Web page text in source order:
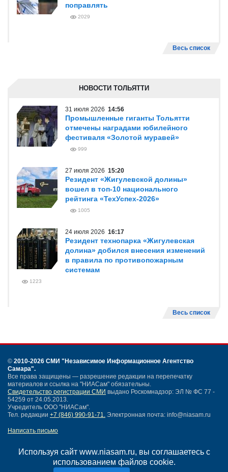
Используя сайт www.niasam.ru, вы соглашаетесь с
использованием файлов cookie.
поправлять
2029
Весь список
НОВОСТИ ТОЛЬЯТТИ
31 июля 2026 14:56
Промышленные гиганты Тольятти
отмечены наградами юбилейного
фестиваля «Золотой муравей»
999
27 июля 2026 15:20
Резидент «Жигулевской долины»
вошел в топ-10 национального
рейтинга «ТехУспех-2026»
1005
24 июля 2026 16:17
Резидент технопарка «Жигулевская
долина» добился внесения изменений
в правила по противопожарным
системам
1223
Весь список
© 2010-2026 СМИ "Независимое Информационное Агентство
Самара".
Все права защищены — разрешение редакции на перепечатку
материалов и ссылка на "НИАСам" обязательны.
Свидетельство регистрации СМИ выдано Роскомнадзор: ЭЛ № ФС 77 -
54259 от 24.05.2013.
Учредитель ООО "НИАСам".
Тел. редакции +7 (846) 990-91-71. Электронная почта: info@niasam.ru
Написать письмо
Нашли ошибку?
Политика конфиденциальности